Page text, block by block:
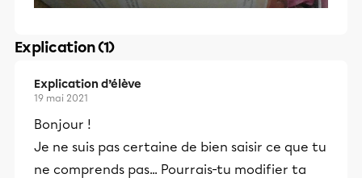
Explication (1)
Explication d’élève
19 mai 2021
Bonjour !
Je ne suis pas certaine de bien saisir ce que tu
ne comprends pas... Pourrais-tu modifier ta